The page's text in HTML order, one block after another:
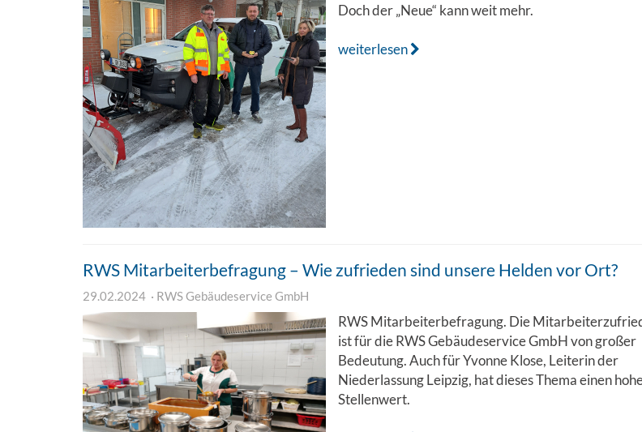
Doch der „Neue“ kann weit mehr.
weiterlesen
RWS Mitarbeiterbefragung – Wie zufrieden sind unsere Helden vor Ort?
29.02.2024 RWS Gebäudeservice GmbH
RWS Mitarbeiterbefragung. Die
ist für die RWS Gebäudeservice GmbH von großer
Bedeutung. Auch für Yvonne Klose, Leiterin der
Niederlassung Leipzig, hat dieses Thema einen
Stellenwert.